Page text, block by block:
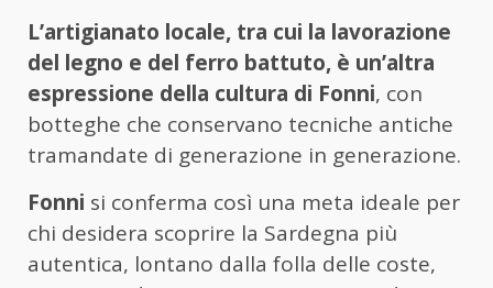
L’artigianato locale, tra cui la lavorazione
del legno e del ferro battuto, è un’altra
espressione della cultura di Fonni, con
botteghe che conservano tecniche antiche
tramandate di generazione in generazione.
Fonni si conferma così una meta ideale per
chi desidera scoprire la Sardegna più
autentica, lontano dalla folla delle coste,